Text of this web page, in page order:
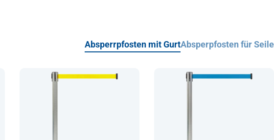
Absperrpfosten mit GurtAbsperpfosten für Seile